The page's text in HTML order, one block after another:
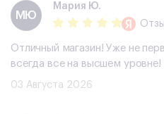
МЮ
Мария Ю.
Отличный магазин! Уже не
всегда все на высшем уровне!
03 Августа 2026